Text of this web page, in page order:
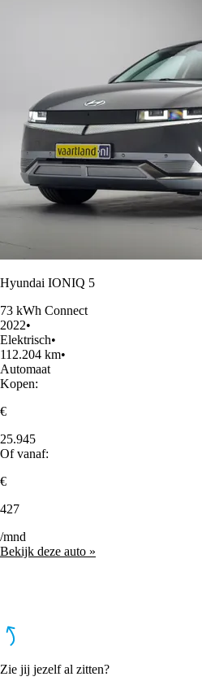
Hyundai IONIQ 5
73 kWh Connect
2022•
Elektrisch•
112.204 km•
Automaat
Kopen:
€
25.945
Of vanaf:
€
427
/mnd
Bekijk deze auto »
Zie jij jezelf al zitten?